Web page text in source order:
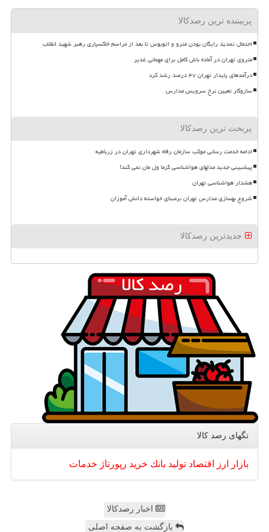
پربیننده ترین رصدکالا
احتمال تمدید رایگان بودن مترو و اتوبوس تا بعد از مراسم خاکسپاری رهبر شهید انقلاب
متروی تهران در آماده باش کامل برای مهمانی غدیر
درآمدهای پایدار تهران ۴۷ درصد رشد کرد
سازوکار تعیین نرخ سرویس مدارس
پربحث ترین رصدکالا
ادامه خدمت رسانی موکب سازمان رفاه شهرداری تهران در زرباطیه
پیشبینی جدید مدلهای هواشناسی گرما ول مان نمی کند!
هشدار هواشناسی تهران
شروع بهسازی مدارس تهران برمبنای خواسته دانش آموزان
جدیدترین رصدکالا
تگهای رصد كالا
بازار ارز اقتصاد تولید بانك خرید رپورتاژ خدمات
اخبار رصدکالا
بازگشت به صفحه اصلی